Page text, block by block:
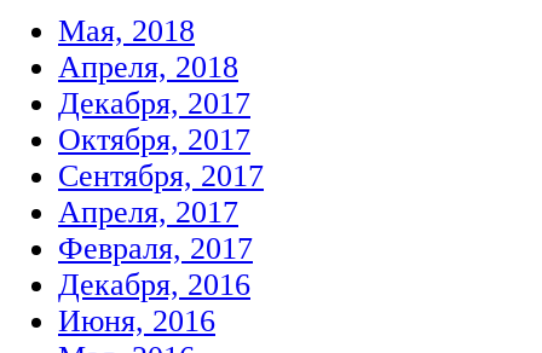
Мая, 2018
Апреля, 2018
Декабря, 2017
Октября, 2017
Сентября, 2017
Апреля, 2017
Февраля, 2017
Декабря, 2016
Июня, 2016